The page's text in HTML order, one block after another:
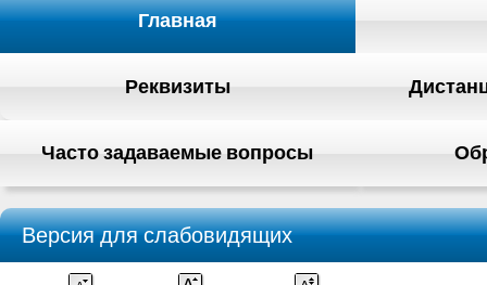
Главная
Реквизиты
Часто задаваемые вопросы
Версия для слабовидящих